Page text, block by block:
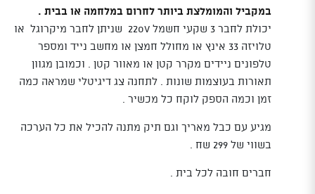
במקביל והמומלצת ביותר לחרום במלחמה או בבית .
יכולת לחבר 3 שקעי חשמל 220V שניתן לחבר מיקרוגל או
טלויזה 33 אינץ או מחולל חמצן או מחשב נייד ומספר
טלפונים ניידים מקרר קטן או מאוור קטן . וכמובן מגוון
תאורות בעוצמות שונות . לתחנה צג דיגיטלי שמראה כמה
זמן וכמה הספק לוקח כל מכשיר .
מגיע עם כבל מאריך וגם תיק מתנה להכיל את כל הערכה
בשווי של 299 שח .
חברים חובה לכל בית .